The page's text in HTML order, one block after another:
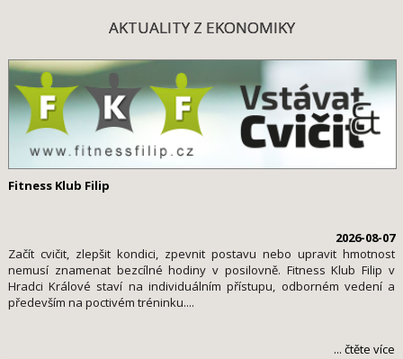
AKTUALITY Z EKONOMIKY
Fitness Klub Filip
2026-08-07
Začít cvičit, zlepšit kondici, zpevnit postavu nebo upravit hmotnost
nemusí znamenat bezcílné hodiny v posilovně. Fitness Klub Filip v
Hradci Králové staví na individuálním přístupu, odborném vedení a
především na poctivém tréninku....
... čtěte více